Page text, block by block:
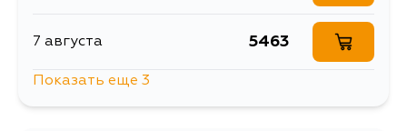
7 августа 5463
Показать еще 3